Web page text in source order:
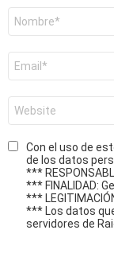
electrónico
*
Con el uso de
de los datos
***
*** FINALIDAD:
***
*** Los datos
servidores de